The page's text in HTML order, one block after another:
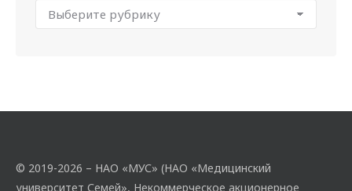
© 2019-2026 – НАО «МУС» (НАО «Медицинский
университет Семей», Некоммерческое акционерное